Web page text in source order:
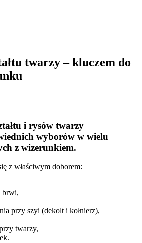
twarzy – kluczem do
i rysów twarzy
wyborów w wielu
z wizerunkiem.
z właściwym doborem:
brwi,
przy szyi (dekolt i kołnierz),
twarzy,